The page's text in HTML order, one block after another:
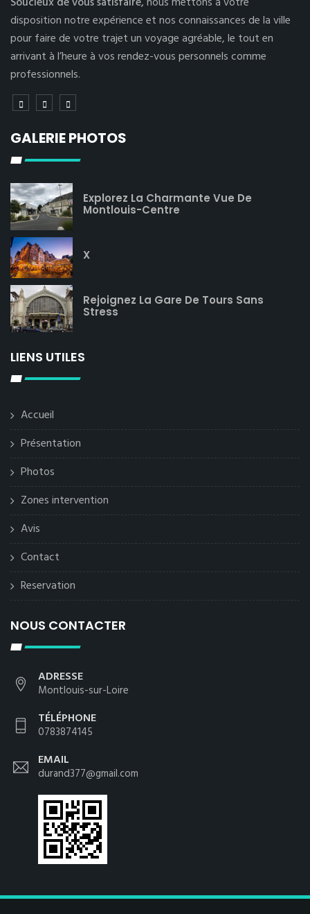
disposition notre expérience et nos connaissances de la ville
pour faire de votre trajet un voyage agréable, le tout en
arrivant à l’heure à vos rendez-vous personnels comme
professionnels.
GALERIE PHOTOS
Explorez La Charmante Vue De
Montlouis-Centre
X
Rejoignez La Gare De Tours Sans
Stress
LIENS UTILES
Accueil
Présentation
Photos
Zones intervention
Avis
Contact
Reservation
NOUS CONTACTER
ADRESSE
Montlouis-sur-Loire
TÉLÉPHONE
0783874145
EMAIL
durand377@gmail.com